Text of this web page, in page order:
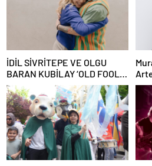
İDİL SİVRİTEPE VE OLGU
BARAN KUBİLAY ‘OLD FOOLS’
İLE TÜRSAK VAKFI İÇİN
SAHNEDE!